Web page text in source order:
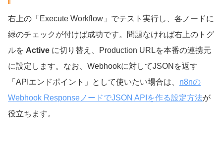
右上の「Execute Workflow」でテスト実行し、各ノードに
緑のチェックが付けば成功です。問題なければ右上のトグ
ルを Active に切り替え、Production URLを本番の連携元
に設定します。なお、Webhookに対してJSONを返す
「APIエンドポイント」として使いたい場合は、 n8nの
Webhook ResponseノードでJSON APIを作る設定方法が
役立ちます。